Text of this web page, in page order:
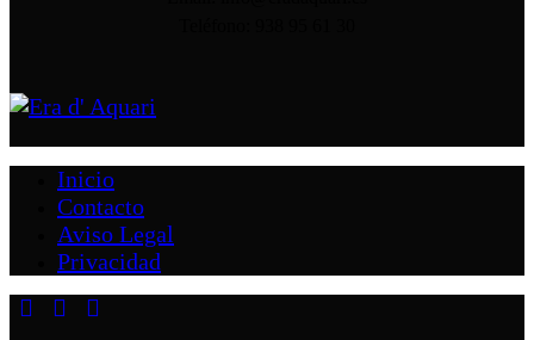
Inicio
Contacto
Aviso Legal
Privacidad